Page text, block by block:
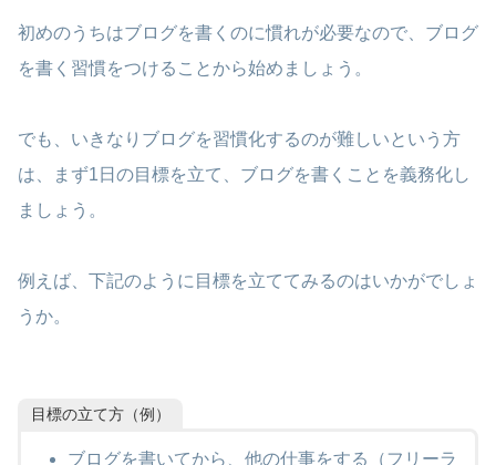
初めのうちはブログを書くのに慣れが必要なので、ブログ
を書く習慣をつけることから始めましょう。
でも、いきなりブログを習慣化するのが難しいという方
は、まず1日の目標を立て、ブログを書くことを義務化し
ましょう。
例えば、下記のように目標を立ててみるのはいかがでしょ
うか。
目標の立て方（例）
ブログを書いてから、他の仕事をする（フリーラ